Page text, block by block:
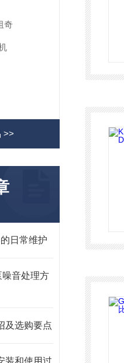
奇
>>
日常维护
音处理方
及选购要点
装和使用过